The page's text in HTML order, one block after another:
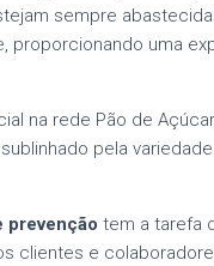
sempre
proporcionando uma
na rede Pão de
pela
prevenção tem a tarefa
clientes e